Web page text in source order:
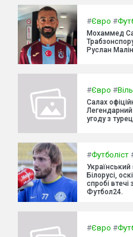
#Євро #
Мохаммед
Руслан
#Євро #
Салах
угоду з
#Футболіст
Білорусі,
спробі втечі
Футбол24.
#Євро #